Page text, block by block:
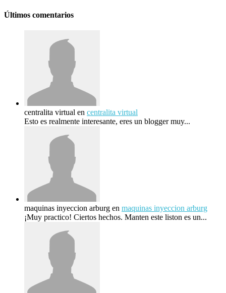
Últimos comentarios
centralita virtual en centralita virtual
Esto es realmente interesante, eres un blogger muy...
maquinas inyeccion arburg en maquinas inyeccion arburg
¡Muy practico! Ciertos hechos. Manten este liston es un...